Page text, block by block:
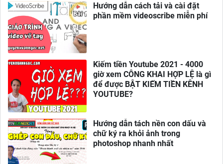
Hướng dẫn cách tải và cài đặt
phần mềm videoscribe miễn phí
Kiếm tiền Youtube 2021 - 4000
giờ xem CÔNG KHAI HỢP LỆ là gì
để được BẬT KIẾM TIỀN KÊNH
YOUTUBE?
Hướng dẫn tách nền con dấu và
chữ ký ra khỏi ảnh trong
photoshop nhanh nhất